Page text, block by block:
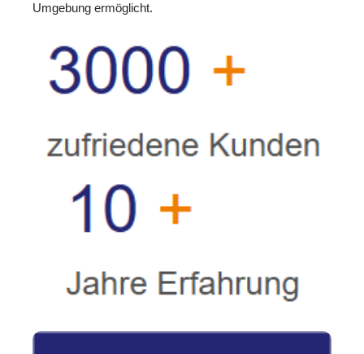
Umgebung ermöglicht.